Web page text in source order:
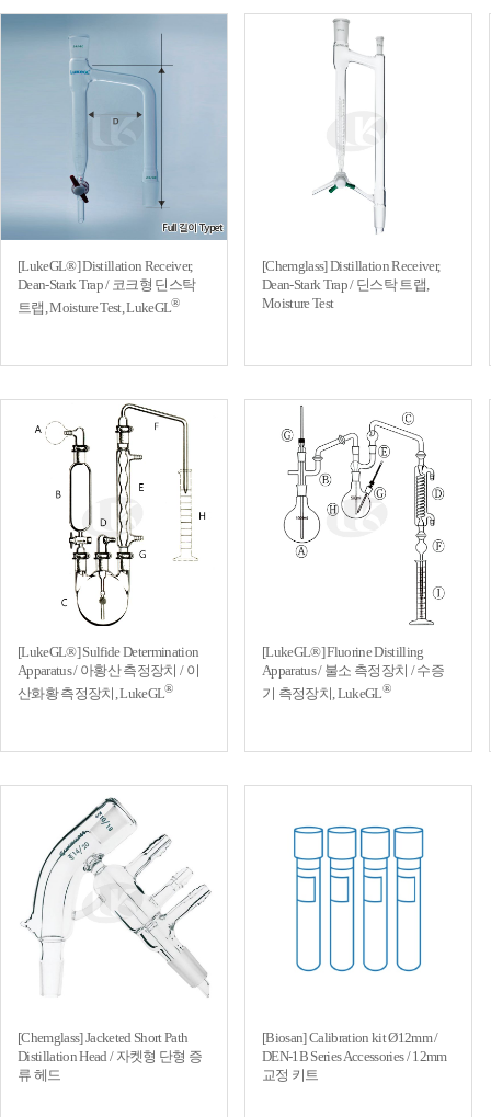
[LukeGL®] Distillation Receiver,
Dean-Stark Trap / 코크형 딘스탁
트랩, Moisture Test, LukeGL®
[Chemglass] Distillation Receiver,
Dean-Stark Trap / 딘스탁 트랩,
Moisture Test
[LukeGL®] Sulfide Determination
Apparatus / 아황산 측정장치 / 이
산화황 측정장치, LukeGL®
[LukeGL®] Fluorine Distilling
Apparatus / 불소 측정장치 / 수증
기 측정장치, LukeGL®
[Chemglass] Jacketed Short Path
Distillation Head / 자켓형 단형 증
류 헤드
[Biosan] Calibration kit Ø12mm /
DEN-1B Series Accessories / 12mm
교정 키트